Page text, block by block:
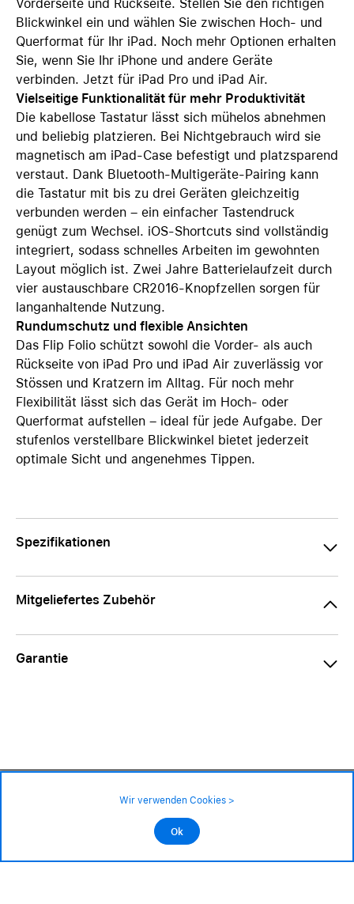
Vorderseite und Rückseite. Stellen Sie den richtigen
Blickwinkel ein und wählen Sie zwischen Hoch- und
Querformat für Ihr iPad. Noch mehr Optionen erhalten
Sie, wenn Sie Ihr iPhone und andere Geräte
verbinden. Jetzt für iPad Pro und iPad Air.
Vielseitige Funktionalität für mehr Produktivität
Die kabellose Tastatur lässt sich mühelos abnehmen
und beliebig platzieren. Bei Nichtgebrauch wird sie
magnetisch am iPad-Case befestigt und platzsparend
verstaut. Dank Bluetooth-Multigeräte-Pairing kann
die Tastatur mit bis zu drei Geräten gleichzeitig
verbunden werden – ein einfacher Tastendruck
genügt zum Wechsel. iOS-Shortcuts sind vollständig
integriert, sodass schnelles Arbeiten im gewohnten
Layout möglich ist. Zwei Jahre Batterielaufzeit durch
vier austauschbare CR2016-Knopfzellen sorgen für
langanhaltende Nutzung.
Rundumschutz und flexible Ansichten
Das Flip Folio schützt sowohl die Vorder- als auch
Rückseite von iPad Pro und iPad Air zuverlässig vor
Stössen und Kratzern im Alltag. Für noch mehr
Flexibilität lässt sich das Gerät im Hoch- oder
Querformat aufstellen – ideal für jede Aufgabe. Der
stufenlos verstellbare Blickwinkel bietet jederzeit
optimale Sicht und angenehmes Tippen.
Spezifikationen
Mitgeliefertes Zubehör
Garantie
©2026 Alle Rechte sind vorbehalten
In den Warenkorb
Wir verwenden Cookies >
Ok